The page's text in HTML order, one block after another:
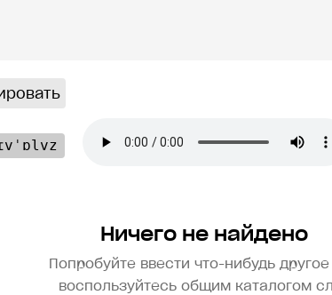
Ничего не найдено
Попробуйте ввести что-нибудь
воспользуйтесь общим каталогом